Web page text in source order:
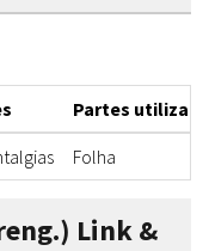
Partes
Folha
Link &